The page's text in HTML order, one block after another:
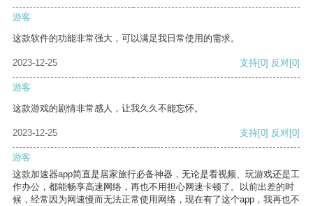
游客
这款软件的功能非常强大，可以满足我日常使用的需求。
2023-12-25 支持[0] 反对[0]
游客
这款游戏的剧情非常感人，让我久久不能忘怀。
2023-12-25 支持[0] 反对[0]
游客
这款加速器app简直是居家旅行必备神器，无论是看视频、玩游戏还是工
作办公，都能畅享高速网络，再也不用担心网速卡顿了。以前出差的时
候，经常因为网速慢而无法正常使用网络，现在有了这个app，我再也不